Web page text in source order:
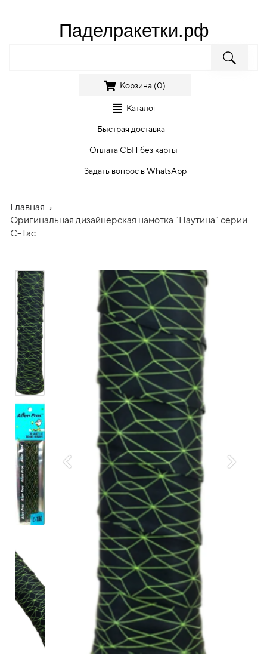
Паделракетки.рф
Корзина (0)
Каталог
Быстрая доставка
Оплата СБП без карты
Задать вопрос в WhatsApp
Главная ›
Оригинальная дизайнерская намотка "Паутина" серии
C-Tac